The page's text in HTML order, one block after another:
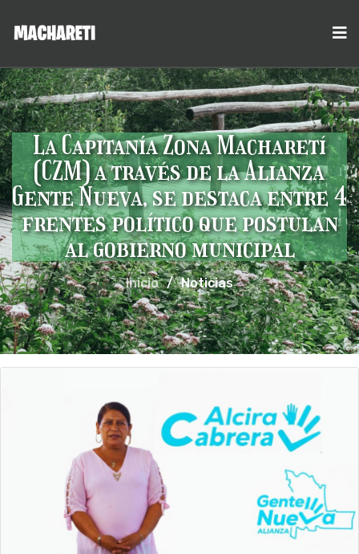
La Capitanía Zona Macharetí
(CZM) a través de la Alianza
Gente Nueva, se destaca entre 4
frentes político que postulan
al gobierno municipal
Inicio / Noticias